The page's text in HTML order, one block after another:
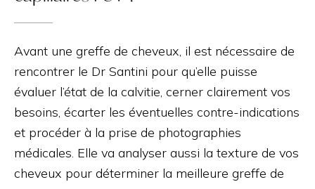
Avant une greffe de cheveux, il est nécessaire de
rencontrer le Dr Santini pour qu’elle puisse
évaluer l’état de la calvitie, cerner clairement vos
besoins, écarter les éventuelles contre-indications
et procéder à la prise de photographies
médicales. Elle va analyser aussi la texture de vos
cheveux pour déterminer la meilleure greffe de